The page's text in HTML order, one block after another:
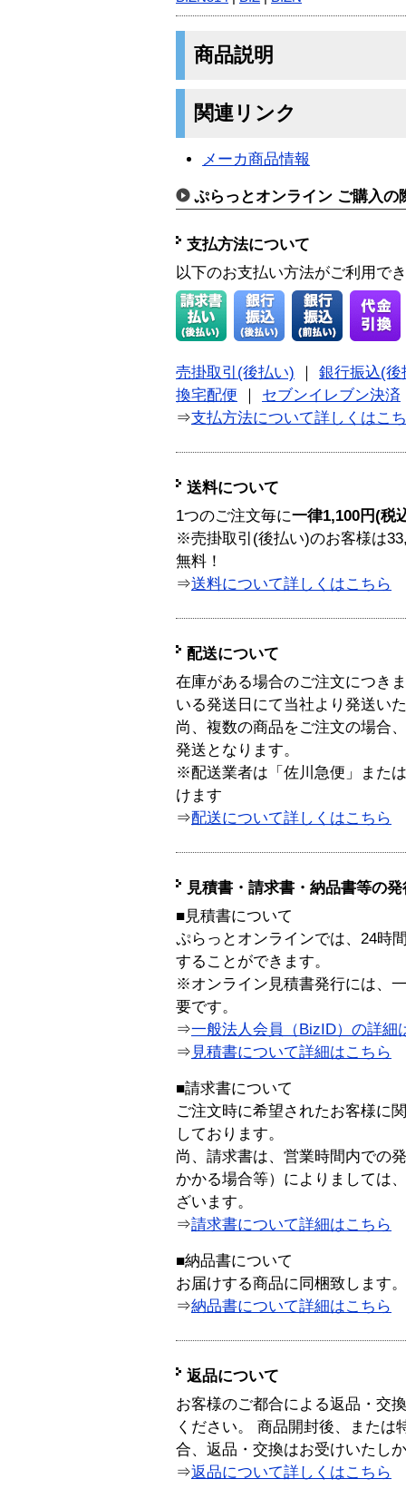
商品説明
関連リンク
メーカ商品情報
ぷらっとオンライン ご購入の
支払方法について
以下のお支払い方法がご利用で
売掛取引(後払い)
銀行振込(後
換宅配便
セブンイレブン決済
⇒支払方法について詳しくはこ
送料について
1つのご注文毎に一律1,100円(税
※売掛取引(後払い)のお客様は
無料！
⇒送料について詳しくはこちら
配送について
在庫がある場合のご注文につき
いる発送日にて当社より発送い
尚、複数の商品をご注文の場合
発送となります。
※配送業者は「佐川急便」また
けます
⇒配送について詳しくはこちら
見積書・請求書・納品書等の
■見積書について
ぷらっとオンラインでは、24時
することができます。
※オンライン見積書発行には、
要です。
⇒一般法人会員（BizID）の詳細
⇒ 見積書について詳細はこちら
■請求書について
ご注文時に希望されたお客様に
しております。
尚、請求書は、営業時間内での
かかる場合等）によりましては
ざいます。
⇒請求書について詳細はこちら
■納品書について
お届けする商品に同梱致します。
⇒納品書について詳細はこちら
返品について
お客様のご都合による返品・交
ください。 商品開封後、または
合、返品・交換はお受けいたし
⇒返品について詳しくはこちら